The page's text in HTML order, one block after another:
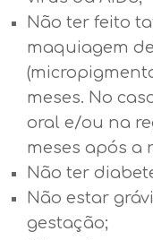
Não ter feito
maquiagem
meses. No
oral e/ou na
meses após a
Não ter
Não estar
gestação;